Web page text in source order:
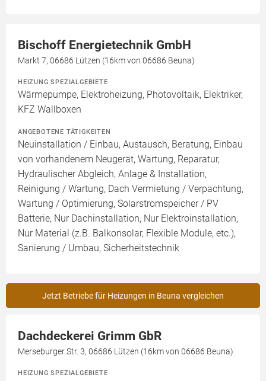
Bischoff Energietechnik GmbH
Markt 7, 06686 Lützen (16km von 06686 Beuna)
HEIZUNG SPEZIALGEBIETE
Wärmepumpe, Elektroheizung, Photovoltaik, Elektriker,
KFZ Wallboxen
ANGEBOTENE TÄTIGKEITEN
Neuinstallation / Einbau, Austausch, Beratung, Einbau
von vorhandenem Neugerät, Wartung, Reparatur,
Hydraulischer Abgleich, Anlage & Installation,
Reinigung / Wartung, Dach Vermietung / Verpachtung,
Wartung / Optimierung, Solarstromspeicher / PV
Batterie, Nur Dachinstallation, Nur Elektroinstallation,
Nur Material (z.B. Balkonsolar, Flexible Module, etc.),
Sanierung / Umbau, Sicherheitstechnik
Jetzt Betriebe für Heizungen in Beuna vergleichen
Dachdeckerei Grimm GbR
Merseburger Str. 3, 06686 Lützen (16km von 06686 Beuna)
HEIZUNG SPEZIALGEBIETE